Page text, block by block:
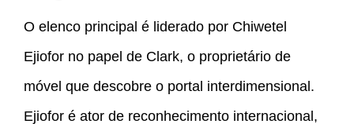
O elenco principal é liderado por Chiwetel
Ejiofor no papel de Clark, o proprietário de
móvel que descobre o portal interdimensional.
Ejiofor é ator de reconhecimento internacional,